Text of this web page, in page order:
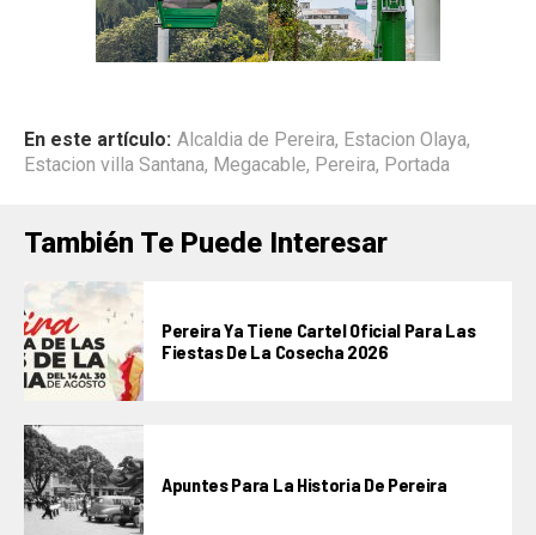
En este artículo: Alcaldia de Pereira, Estacion Olaya,
Estacion villa Santana, Megacable, Pereira, Portada
También Te Puede Interesar
Pereira Ya Tiene Cartel Oficial Para Las
Fiestas De La Cosecha 2026
Apuntes Para La Historia De Pereira